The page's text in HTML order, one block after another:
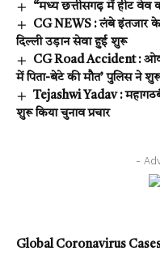
“मध्य छत्तीसगढ़ में हीट वेव
CG NEWS : लंबे इंतजार के
दिल्ली उड़ान सेवा हुई शुरू
CG Road Accident :
में पिता-बेटे की मौत’ पुलिस ने
Tejashwi Yadav :
शुरू किया चुनाव प्रचार
-
Global Coronavirus